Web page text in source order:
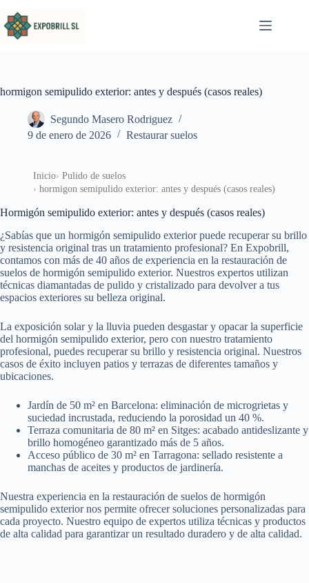
hormigon semipulido exterior: antes y después (casos reales)
Segundo Masero Rodriguez
9 de enero de 2026
Restaurar suelos
Inicio
Pulido de suelos
hormigon semipulido exterior: antes y después (casos reales)
Hormigón semipulido exterior: antes y después (casos reales)
¿Sabías que un hormigón semipulido exterior puede recuperar su brillo
y resistencia original tras un tratamiento profesional? En Expobrill,
contamos con más de 40 años de experiencia en la restauración de
suelos de hormigón semipulido exterior. Nuestros expertos utilizan
técnicas diamantadas de pulido y cristalizado para devolver a tus
espacios exteriores su belleza original.
La exposición solar y la lluvia pueden desgastar y opacar la superficie
del hormigón semipulido exterior, pero con nuestro tratamiento
profesional, puedes recuperar su brillo y resistencia original. Nuestros
casos de éxito incluyen patios y terrazas de diferentes tamaños y
ubicaciones.
Jardín de 50 m² en Barcelona: eliminación de microgrietas y
suciedad incrustada, reduciendo la porosidad un 40 %.
Terraza comunitaria de 80 m² en Sitges: acabado antideslizante y
brillo homogéneo garantizado más de 5 años.
Acceso público de 30 m² en Tarragona: sellado resistente a
manchas de aceites y productos de jardinería.
Nuestra experiencia en la restauración de suelos de hormigón
semipulido exterior nos permite ofrecer soluciones personalizadas para
cada proyecto. Nuestro equipo de expertos utiliza técnicas y productos
de alta calidad para garantizar un resultado duradero y de alta calidad.